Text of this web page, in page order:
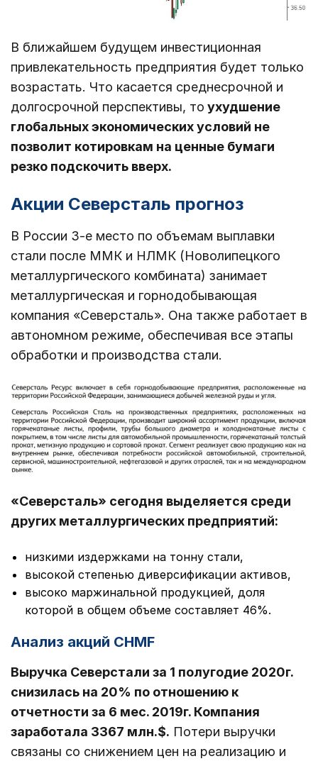
В ближайшем будущем инвестиционная
привлекательность предприятия будет только
возрастать. Что касается среднесрочной и
долгосрочной перспективы, то ухудшение
глобальных экономических условий не
позволит котировкам на ценные бумаги
резко подскочить вверх.
Акции Северсталь прогноз
В России 3-е место по объемам выплавки
стали после ММК и НЛМК (Новолипецкого
металлургического комбината) занимает
металлургическая и горнодобывающая
компания «Северсталь». Она также работает в
автономном режиме, обеспечивая все этапы
обработки и производства стали.
«Северсталь» сегодня выделяется среди
других металлургических предприятий:
низкими издержками на тонну стали,
высокой степенью диверсификации активов,
высоко маржинальной продукцией, доля
которой в общем объеме составляет 46%.
Анализ акций CHMF
Выручка Северстали за 1 полугодие 2020г.
снизилась на 20% по отношению к
отчетности за 6 мес. 2019г. Компания
заработала 3367 млн.$. Потери выручки
связаны со снижением цен на реализацию и